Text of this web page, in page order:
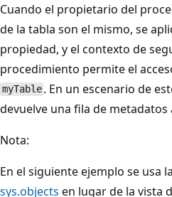
Cuando el propietario del
de la tabla son el mismo, se
propiedad, y el contexto de
procedimiento permite el
myTable . En un escenario de
devuelve una fila de
Nota:
En el siguiente ejemplo se usa
sys.objects en lugar de la vista